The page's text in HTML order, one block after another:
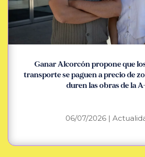
Ganar Alcorcón propone que
transporte se paguen a precio de
duren las obras de la
06/07/2026 |